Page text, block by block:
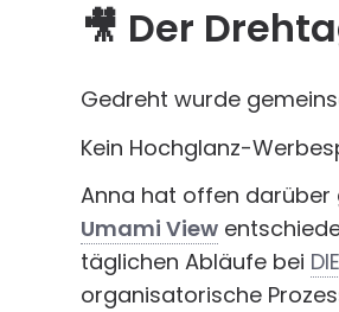
🎥 Der
Gedreht wurde
Kein Hochglanz-
Anna hat offen darüber
Umami View
täglichen Abläufe bei
organisatorische